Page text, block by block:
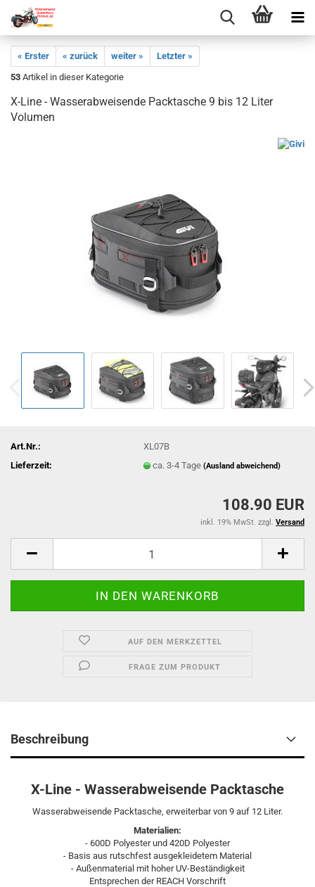
« Erster « zurück weiter »
Letzter »
53 Artikel in dieser Kategorie
X-Line - Wasserabweisende Packtasche 9 bis 12 Liter
Volumen
Art.Nr.:
XL07B
Lieferzeit:
ca. 3-4 Tage(Ausland abweichend)
108.90 EUR
inkl. 19% MwSt. zzgl. Versand
AUF DEN MERKZETTEL
FRAGE ZUM PRODUKT
Beschreibung
X-Line - Wasserabweisende Packtasche
Wasserabweisende Packtasche, erweiterbar von 9 auf 12 Liter.
Materialien:
- 600D Polyester und 420D Polyester
- Basis aus rutschfest ausgekleidetem Material
- Außenmaterial mit hoher UV-Beständigkeit
Entsprechen der REACH Vorschrift